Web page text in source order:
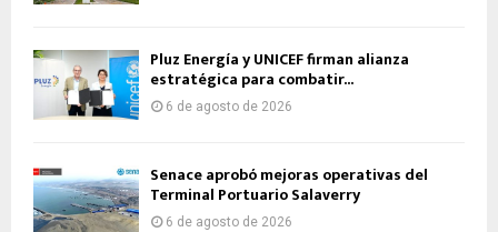
Pluz Energía y UNICEF firman alianza
estratégica para combatir...
6 de agosto de 2026
Senace aprobó mejoras operativas del
Terminal Portuario Salaverry
6 de agosto de 2026